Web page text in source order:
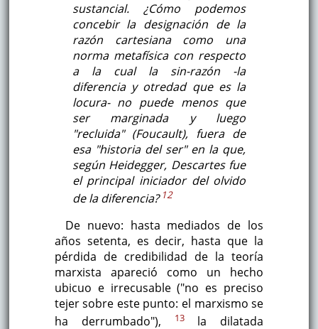
sustancial. ¿Cómo podemos
concebir la designación de la
razón cartesiana como una
norma metafísica con respecto
a la cual la sin-razón -la
diferencia y otredad que es la
locura- no puede menos que
ser marginada y luego
"recluida" (Foucault), fuera de
esa "historia del ser" en la que,
según Heidegger, Descartes fue
el principal iniciador del olvido
de la diferencia? 12
De nuevo: hasta mediados de los
años setenta, es decir, hasta que la
pérdida de credibilidad de la teoría
marxista apareció como un hecho
ubicuo e irrecusable ("no es preciso
tejer sobre este punto: el marxismo se
ha derrumbado"),
13
la dilatada